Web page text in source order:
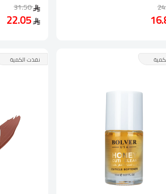
31.50
22.05
نفذت الكمية